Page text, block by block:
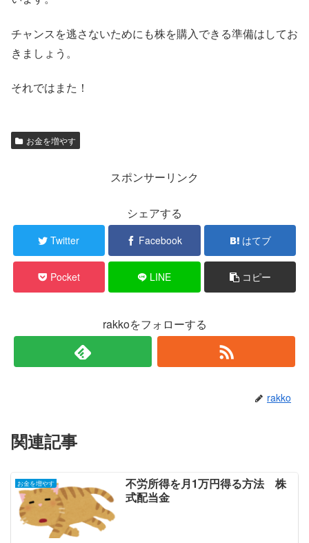
チャンスを逃さないためにも株を購入できる準備はしてお
きましょう。
それではまた！
お金を増やす
スポンサーリンク
シェアする
Twitter Facebook はてブ
Pocket LINE コピー
rakkoをフォローする
rakko
関連記事
お金を増やす
不労所得を月1万円得る方法 株
式配当金